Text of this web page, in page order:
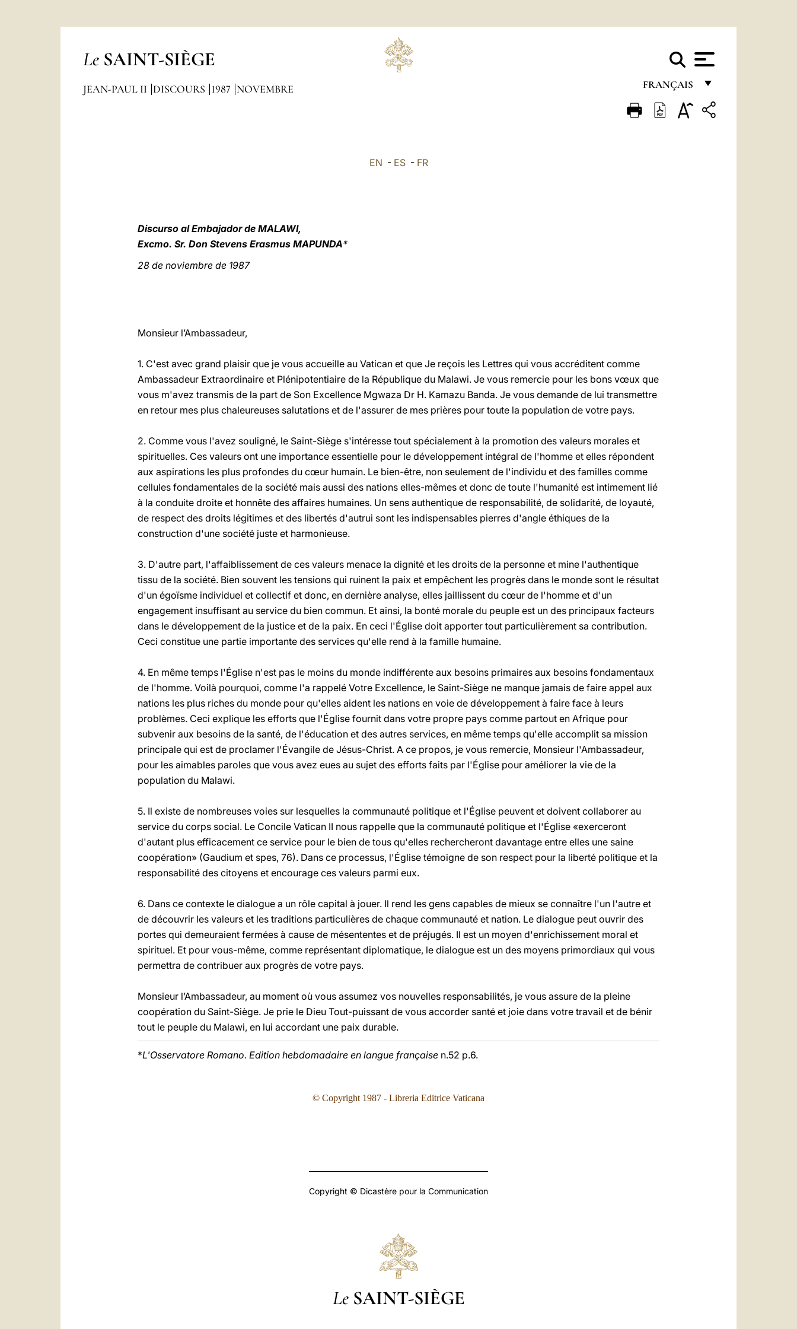
Le SAINT-SIÈGE
FRANÇAIS
FRANÇAIS
JEAN-PAUL II DISCOURS 1987 NOVEMBRE
EN - ES- FR
Discurso al Embajador de MALAWI,
Excmo. Sr. Don Stevens Erasmus MAPUNDA*
28 de noviembre de 1987
Monsieur l’Ambassadeur,
1. C'est avec grand plaisir que je vous accueille au Vatican et que Je reçois les Lettres qui vous accréditent comme
Ambassadeur Extraordinaire et Plénipotentiaire de la République du Malawi. Je vous remercie pour les bons vœux que
vous m'avez transmis de la part de Son Excellence Mgwaza Dr H. Kamazu Banda. Je vous demande de lui transmettre
en retour mes plus chaleureuses salutations et de l'assurer de mes prières pour toute la population de votre pays.
2. Comme vous l'avez souligné, le Saint-Siège s'intéresse tout spécialement à la promotion des valeurs morales et
spirituelles. Ces valeurs ont une importance essentielle pour le développement intégral de l'homme et elles répondent
aux aspirations les plus profondes du cœur humain. Le bien-être, non seulement de l'individu et des familles comme
cellules fondamentales de la société mais aussi des nations elles-mêmes et donc de toute l'humanité est intimement lié
à la conduite droite et honnête des affaires humaines. Un sens authentique de responsabilité, de solidarité, de loyauté,
de respect des droits légitimes et des libertés d'autrui sont les indispensables pierres d'angle éthiques de la
construction d'une société juste et harmonieuse.
3. D'autre part, l'affaiblissement de ces valeurs menace la dignité et les droits de la personne et mine l'authentique
tissu de la société. Bien souvent les tensions qui ruinent la paix et empêchent les progrès dans le monde sont le résultat
d'un égoïsme individuel et collectif et donc, en dernière analyse, elles jaillissent du cœur de l'homme et d'un
engagement insuffisant au service du bien commun. Et ainsi, la bonté morale du peuple est un des principaux facteurs
dans le développement de la justice et de la paix. En ceci l'Église doit apporter tout particulièrement sa contribution.
Ceci constitue une partie importante des services qu'elle rend à la famille humaine.
4. En même temps l'Église n'est pas le moins du monde indifférente aux besoins primaires aux besoins fondamentaux
de l'homme. Voilà pourquoi, comme l'a rappelé Votre Excellence, le Saint-Siège ne manque jamais de faire appel aux
nations les plus riches du monde pour qu'elles aident les nations en voie de développement à faire face à leurs
problèmes. Ceci explique les efforts que l'Église fournit dans votre propre pays comme partout en Afrique pour
subvenir aux besoins de la santé, de l'éducation et des autres services, en même temps qu'elle accomplit sa mission
principale qui est de proclamer l'Évangile de Jésus-Christ. A ce propos, je vous remercie, Monsieur l'Ambassadeur,
pour les aimables paroles que vous avez eues au sujet des efforts faits par l'Église pour améliorer la vie de la
population du Malawi.
5. Il existe de nombreuses voies sur lesquelles la communauté politique et l'Église peuvent et doivent collaborer au
service du corps social. Le Concile Vatican II nous rappelle que la communauté politique et l'Église «exerceront
d'autant plus efficacement ce service pour le bien de tous qu'elles rechercheront davantage entre elles une saine
coopération» (Gaudium et spes, 76). Dans ce processus, l'Église témoigne de son respect pour la liberté politique et la
responsabilité des citoyens et encourage ces valeurs parmi eux.
6. Dans ce contexte le dialogue a un rôle capital à jouer. Il rend les gens capables de mieux se connaître l'un l'autre et
de découvrir les valeurs et les traditions particulières de chaque communauté et nation. Le dialogue peut ouvrir des
portes qui demeuraient fermées à cause de mésententes et de préjugés. Il est un moyen d'enrichissement moral et
spirituel. Et pour vous-même, comme représentant diplomatique, le dialogue est un des moyens primordiaux qui vous
permettra de contribuer aux progrès de votre pays.
Monsieur l’Ambassadeur, au moment où vous assumez vos nouvelles responsabilités, je vous assure de la pleine
coopération du Saint-Siège. Je prie le Dieu Tout-puissant de vous accorder santé et joie dans votre travail et de bénir
tout le peuple du Malawi, en lui accordant une paix durable.
*L'Osservatore Romano. Edition hebdomadaire en langue française n.52 p.6.
© Copyright 1987 - Libreria Editrice Vaticana
Copyright © Dicastère pour la Communication
Le SAINT-SIÈGE